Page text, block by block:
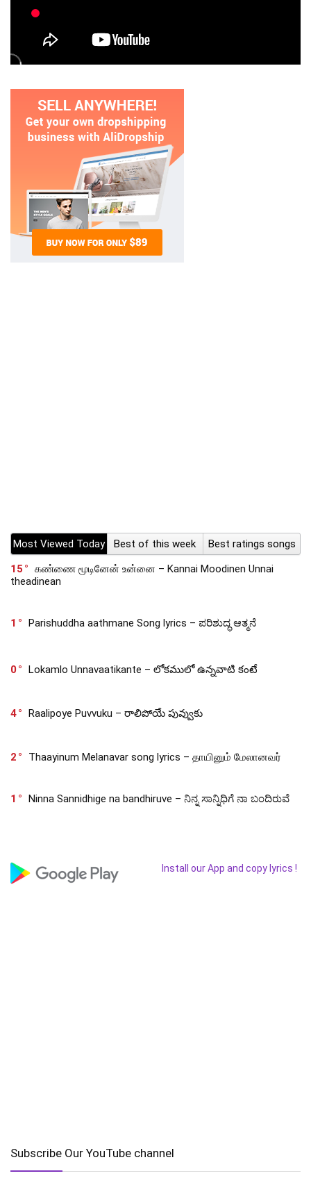
Most Viewed Today Best of this week
Best ratings songs
15
கண்ணை மூடினேன் உன்னை – Kannai Moodinen Unnai
theadinean
1 Parishuddha aathmane Song lyrics – ಪರಿಶುದ್ಧ ಆತ್ಮನೆ
0 Lokamlo Unnavaatikante – లోకములో ఉన్నవాటి కంటే
4 Raalipoye Puvvuku – రాలిపోయే పువ్వుకు
2 Thaayinum Melanavar song lyrics – தாயினும் மேலானவர்
1 Ninna Sannidhige na bandhiruve – ನಿನ್ನ ಸಾನ್ನಿಧಿಗೆ ನಾ ಬಂದಿರುವೆ
Install our App and copy lyrics !
Subscribe Our YouTube channel